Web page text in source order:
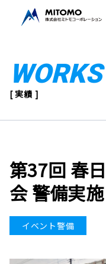
WORKS
[ 実績 ]
第37回 春
会 警備実施
イベント警備